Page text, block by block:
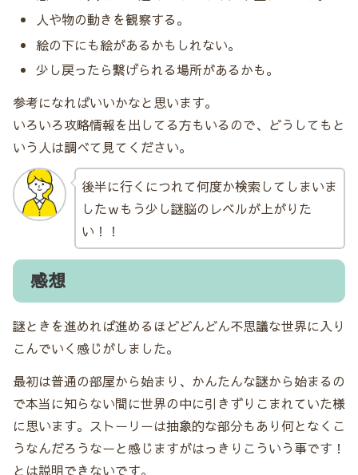
人や物の動きを観察する。
絵の下にも絵があるかもしれない。
少し戻ったら繋げられる場所があるかも。
参考になればいいかなと思います。
いろいろ攻略情報を出してる方もいるので、どうしてもと
いう人は調べて見てください。
後半に行くにつれて何度か検索してしまいま
したｗもう少し謎脳のレベルが上がりた
い！！
感想
謎ときを進めれば進めるほどどんどん不思議な世界に入り
こんでいく感じがしました。
最初は普通の部屋から始まり、かんたんな謎から始まるの
で本当に知らない間に世界の中に引きずりこまれていた様
に思います。ストーリーは抽象的な部分もあり何となくこ
うなんだろうなーと感じますがはっきりこういう事です！
とは説明できないです。